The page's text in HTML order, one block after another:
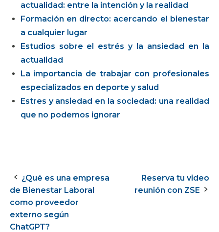
actualidad: entre la intención y la realidad
Formación en directo: acercando el bienestar
a cualquier lugar
Estudios sobre el estrés y la ansiedad en la
actualidad
La importancia de trabajar con profesionales
especializados en deporte y salud
Estres y ansiedad en la sociedad: una realidad
que no podemos ignorar
Navegación
de
la
¿Qué es una empresa
de Bienestar Laboral
como proveedor
externo según
ChatGPT?
Reserva tu video
reunión con ZSE